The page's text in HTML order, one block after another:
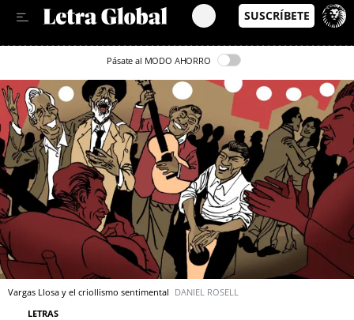
Pásate al MODO AHORRO
Vargas Llosa y el criollismo sentimental DANIEL ROSELL
LETRAS